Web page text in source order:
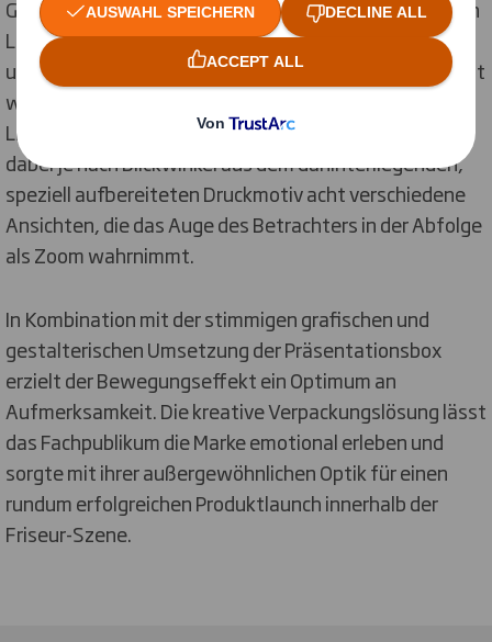
Gleichzeitig mit dem Bewegen des Deckels animiert ein
Lentikularbild auf dessen Innenseite den Sprühstoß
und die mikrofeine Verteilung des Pudersprays. Erzeugt
wird der optische Effekt mit einer sogenannten
Linsenrasterfolie. Die stäbchenförmigen Linsen filtern
dabei je nach Blickwinkel aus dem dahinterliegenden,
speziell aufbereiteten Druckmotiv acht verschiedene
Ansichten, die das Auge des Betrachters in der Abfolge
als Zoom wahrnimmt.
In Kombination mit der stimmigen grafischen und
gestalterischen Umsetzung der Präsentationsbox
erzielt der Bewegungseffekt ein Optimum an
Aufmerksamkeit. Die kreative Verpackungslösung lässt
das Fachpublikum die Marke emotional erleben und
sorgte mit ihrer außergewöhnlichen Optik für einen
rundum erfolgreichen Produktlaunch innerhalb der
Friseur-Szene.